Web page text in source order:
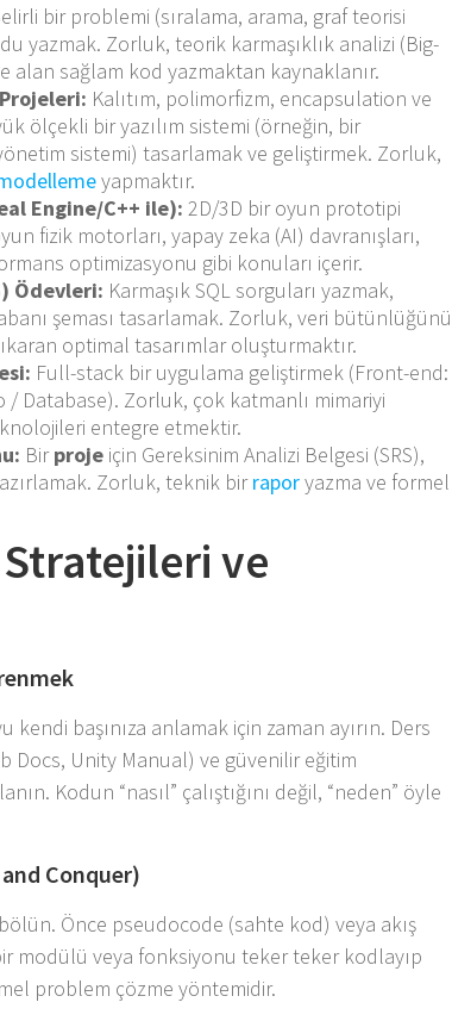
bir problemi (sıralama, arama, graf teorisi
yazmak. Zorluk, teorik karmaşıklık analizi (Big-
alan sağlam kod yazmaktan kaynaklanır.
Kalıtım, polimorfizm, encapsulation ve
ölçekli bir yazılım sistemi (örneğin, bir
sistemi) tasarlamak ve geliştirmek. Zorluk,
yapmaktır.
Engine/C++ ile): 2D/3D bir oyun prototipi
fizik motorları, yapay zeka (AI) davranışları,
optimizasyonu gibi konuları içerir.
Ödevleri: Karmaşık SQL sorguları yazmak,
şeması tasarlamak. Zorluk, veri bütünlüğünü
optimal tasarımlar oluşturmaktır.
Full-stack bir uygulama geliştirmek (Front-end:
/ Database). Zorluk, çok katmanlı mimariyi
entegre etmektir.
Birproje için Gereksinim Analizi Belgesi (SRS),
Zorluk, teknik birraporyazma ve formel
ve
başınıza anlamak için zaman ayırın. Ders
Docs, Unity Manual) ve güvenilir eğitim
Kodun “nasıl” çalıştığını değil, “neden” öyle
Conquer)
Önce pseudocode (sahte kod) veya akış
modülü veya fonksiyonu teker teker kodlayıp
problem çözme yöntemidir.